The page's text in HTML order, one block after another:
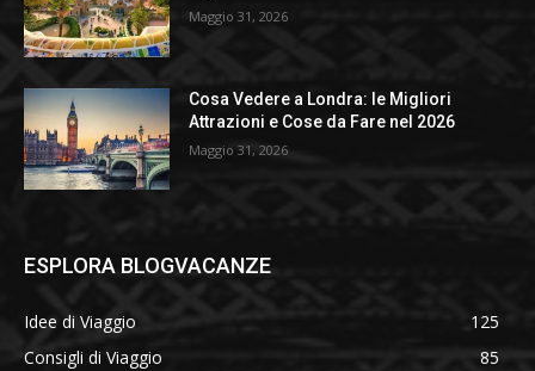
Maggio 31, 2026
Cosa Vedere a Londra: le Migliori
Attrazioni e Cose da Fare nel 2026
Maggio 31, 2026
ESPLORA BLOGVACANZE
Idee di Viaggio
125
Consigli di Viaggio
85